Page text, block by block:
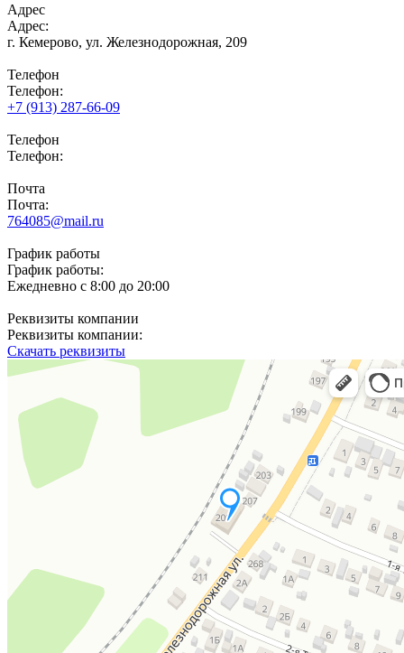
Адрес
Адрес:
г. Кемерово, ул. Железнодорожная, 209
Телефон
Телефон:
+7 (913) 287-66-09
Телефон
Телефон:
Почта
Почта:
764085@mail.ru
График работы
График работы:
Ежедневно с 8:00 до 20:00
Реквизиты компании
Реквизиты компании:
Скачать реквизиты